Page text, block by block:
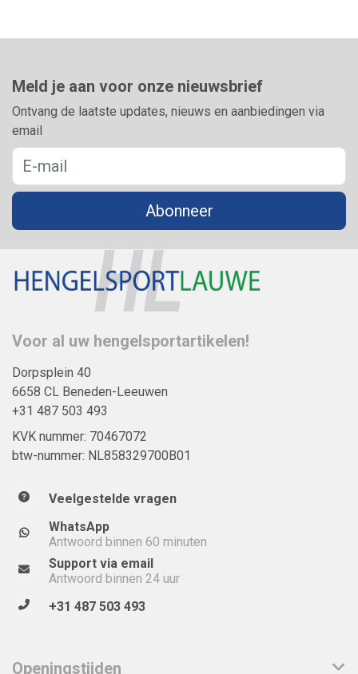
Meld je aan voor onze nieuwsbrief
Ontvang de laatste updates, nieuws en aanbiedingen via
email
Abonneer
Voor al uw hengelsportartikelen!
Dorpsplein 40
6658 CL Beneden-Leeuwen
+31 487 503 493
KVK nummer: 70467072
btw-nummer: NL858329700B01
Veelgestelde vragen
WhatsApp
Antwoord binnen 60 minuten
Support via email
Antwoord binnen 24 uur
+31 487 503 493
Openingstijden